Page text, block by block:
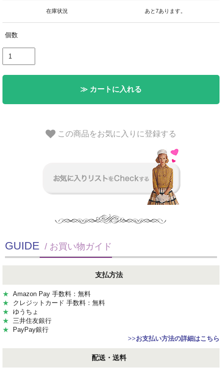
在庫状況 あと7あります。
個数
≫ カートに入れる
この商品をお気に入りに登録する
GUIDE / お買い物ガイド
支払方法
★ Amazon Pay 手数料：無料
★ クレジットカード 手数料：無料
★ ゆうちょ
★ 三井住友銀行
★ PayPay銀行
>>お支払い方法の詳細はこちら
配送・送料